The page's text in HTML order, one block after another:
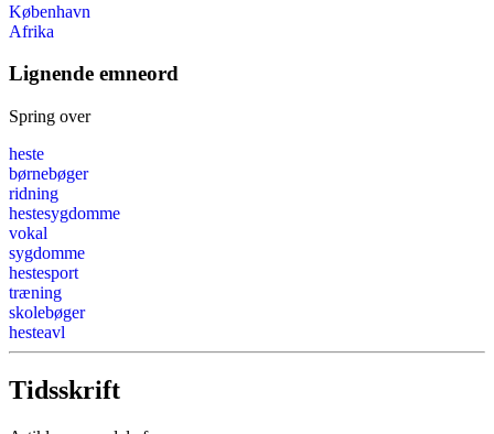
København
Afrika
Lignende emneord
Spring over
heste
børnebøger
ridning
hestesygdomme
vokal
sygdomme
hestesport
træning
skolebøger
hesteavl
Tidsskrift